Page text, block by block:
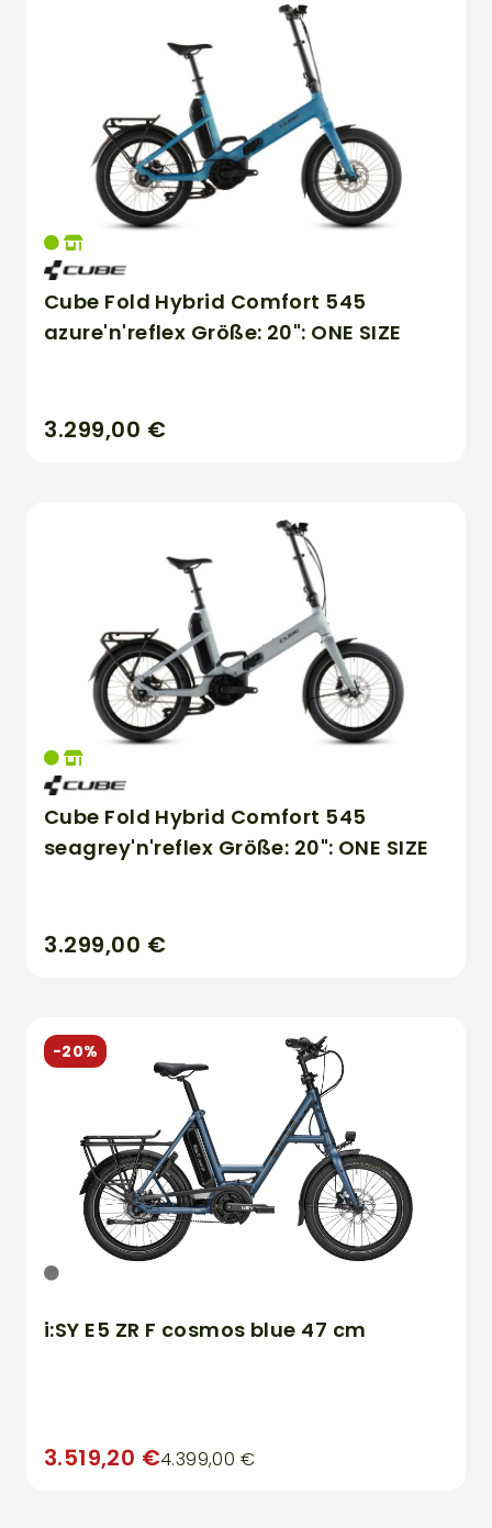
Cube Fold Hybrid Comfort 545
azure'n'reflex Größe: 20": ONE SIZE
3.299,00 €
Cube Fold Hybrid Comfort 545
seagrey'n'reflex Größe: 20": ONE SIZE
3.299,00 €
-20%
i:SY E5 ZR F cosmos blue 47 cm
3.519,20 €4.399,00 €